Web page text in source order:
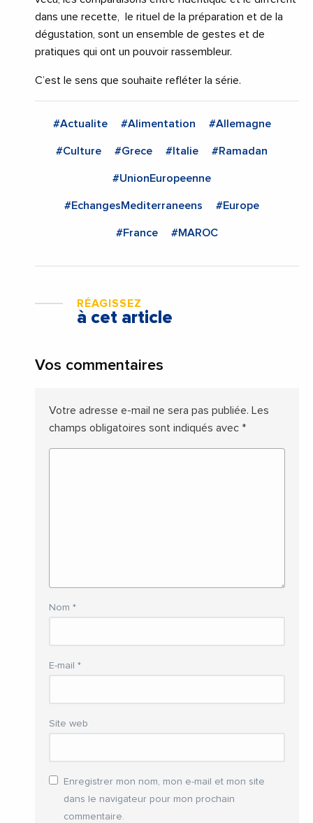
dans une recette, le rituel de la préparation et de la
dégustation, sont un ensemble de gestes et de
pratiques qui ont un pouvoir rassembleur.
C’est le sens que souhaite refléter la série.
#Actualite #Alimentation #Allemagne
#Culture #Grece #Italie #Ramadan
#UnionEuropeenne
#EchangesMediterraneens #Europe
#France #MAROC
RÉAGISSEZ
à cet article
Vos commentaires
Votre adresse e-mail ne sera pas publiée. Les
champs obligatoires sont indiqués avec *
Nom *
E-mail *
Site web
Enregistrer mon nom, mon e-mail et mon site
dans le navigateur pour mon prochain
commentaire.